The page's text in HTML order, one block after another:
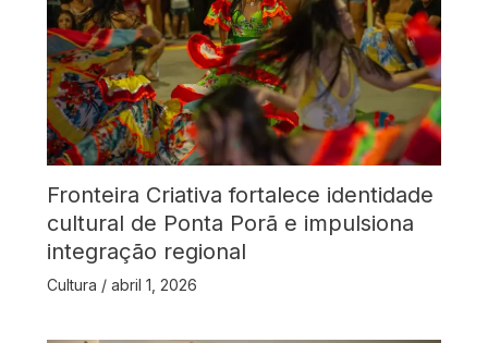
Fronteira Criativa fortalece identidade
cultural de Ponta Porã e impulsiona
integração regional
Cultura / abril 1, 2026